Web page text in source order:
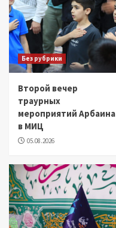
Без рубрики
Второй вечер
траурных
мероприятий Арбаина
в МИЦ
05.08.2026